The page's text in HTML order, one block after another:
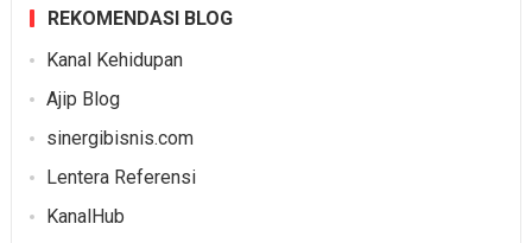
REKOMENDASI BLOG
Kanal Kehidupan
Ajip Blog
sinergibisnis.com
Lentera Referensi
KanalHub